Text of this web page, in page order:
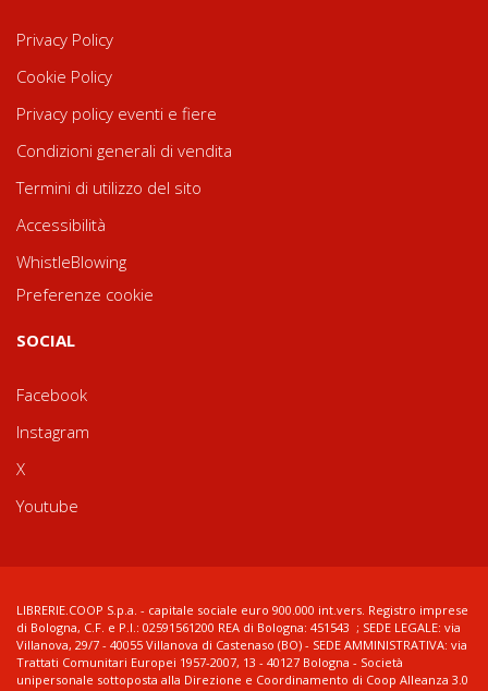
Privacy Policy
Cookie Policy
Privacy policy eventi e fiere
Condizioni generali di vendita
Termini di utilizzo del sito
Accessibilità
WhistleBlowing
Preferenze cookie
SOCIAL
Facebook
Instagram
X
Youtube
LIBRERIE.COOP S.p.a. - capitale sociale euro 900.000 int.vers. Registro imprese
di Bologna, C.F. e P.I.: 02591561200 REA di Bologna: 451543 ; SEDE LEGALE: via
Villanova, 29/7 - 40055 Villanova di Castenaso (BO) - SEDE AMMINISTRATIVA: via
Trattati Comunitari Europei 1957-2007, 13 - 40127 Bologna - Società
unipersonale sottoposta alla Direzione e Coordinamento di Coop Alleanza 3.0